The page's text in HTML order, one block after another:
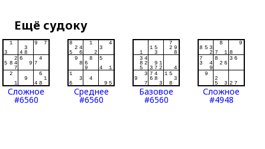
Ещё судоку
Сложное
#6560
Среднее
#6560
Базовое
#6560
Сложное
#4948